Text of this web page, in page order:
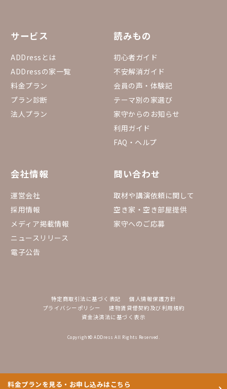
サービス
ADDressとは
ADDressの家一覧
料金プラン
プラン診断
法人プラン
読みもの
初心者ガイド
不安解消ガイド
会員の声・体験記
テーマ別の家選び
家守からのお知らせ
利用ガイド
FAQ・ヘルプ
会社情報
運営会社
採用情報
メディア掲載情報
ニュースリリース
電子公告
問い合わせ
取材や講演依頼に関して
空き家・空き部屋提供
家守へのご応募
特定商取引法に基づく表記
個人情報保護方針
プライバシーポリシー
建物賃貸借契約及び利用規約
資金決済法に基づく表示
Copyright© ADDress All Rights Reserved.
料金プランを見る・お申し込みはこちら